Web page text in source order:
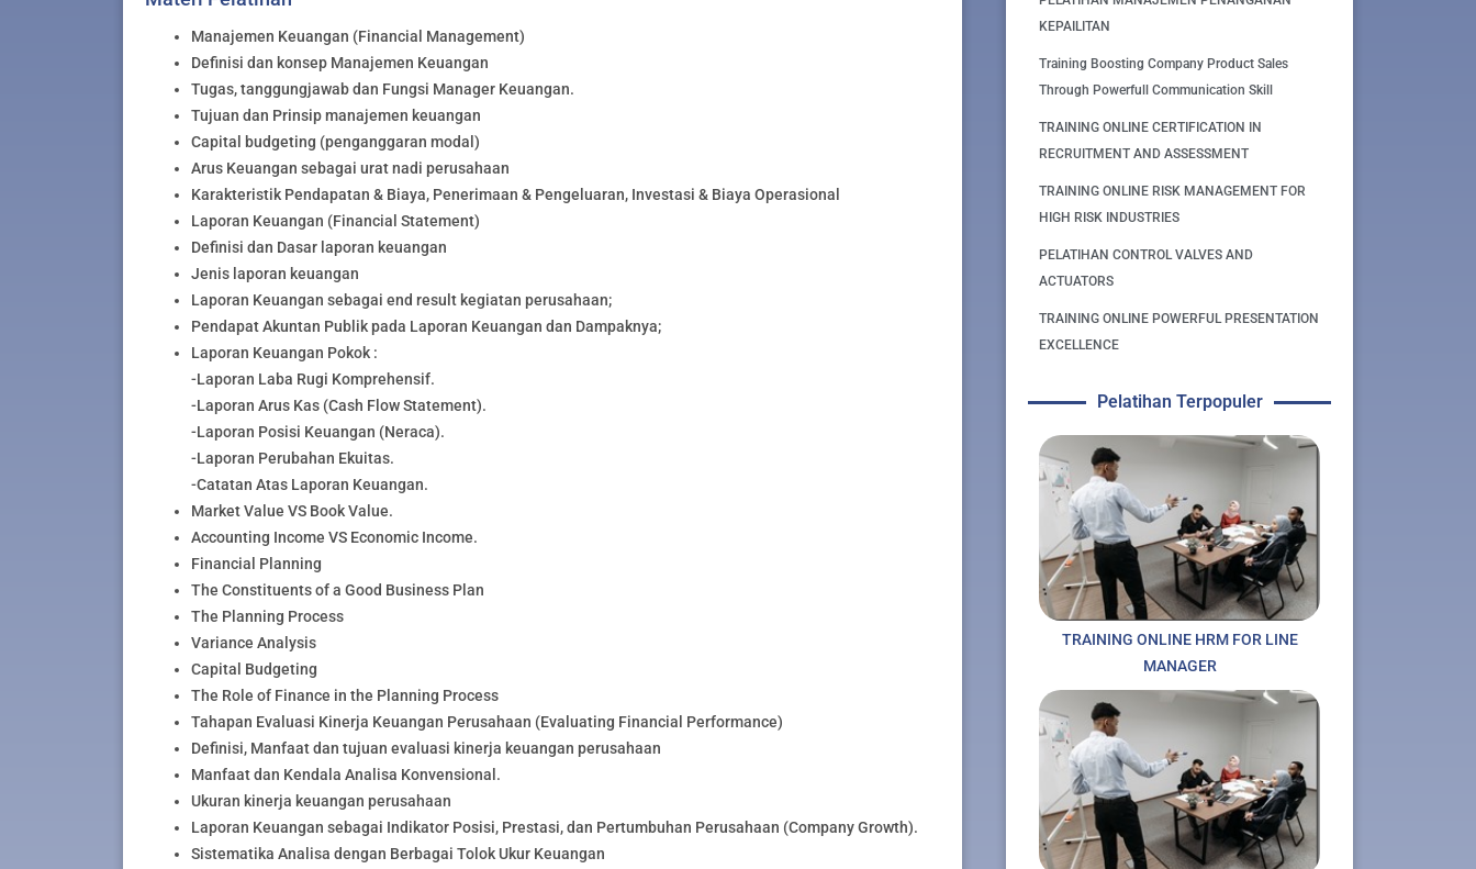
Manajemen Keuangan (Financial Management)
Definisi dan konsep Manajemen Keuangan
Tugas, tanggungjawab dan Fungsi Manager Keuangan.
Tujuan dan Prinsip manajemen keuangan
Capital budgeting (penganggaran modal)
Arus Keuangan sebagai urat nadi perusahaan
Karakteristik Pendapatan & Biaya, Penerimaan & Pengeluaran, Investasi & Biaya Operasional
Laporan Keuangan (Financial Statement)
Definisi dan Dasar laporan keuangan
Jenis laporan keuangan
Laporan Keuangan sebagai end result kegiatan perusahaan;
Pendapat Akuntan Publik pada Laporan Keuangan dan Dampaknya;
Laporan Keuangan Pokok :
-Laporan Laba Rugi Komprehensif.
-Laporan Arus Kas (Cash Flow Statement).
-Laporan Posisi Keuangan (Neraca).
-Laporan Perubahan Ekuitas.
-Catatan Atas Laporan Keuangan.
Market Value VS Book Value.
Accounting Income VS Economic Income.
Financial Planning
The Constituents of a Good Business Plan
The Planning Process
Variance Analysis
Capital Budgeting
The Role of Finance in the Planning Process
Tahapan Evaluasi Kinerja Keuangan Perusahaan (Evaluating Financial Performance)
Definisi, Manfaat dan tujuan evaluasi kinerja keuangan perusahaan
Manfaat dan Kendala Analisa Konvensional.
Ukuran kinerja keuangan perusahaan
Laporan Keuangan sebagai Indikator Posisi, Prestasi, dan Pertumbuhan Perusahaan (Company Growth).
Sistematika Analisa dengan Berbagai Tolok Ukur Keuangan
KEPAILITAN
Training Boosting Company Product Sales
Through Powerfull Communication Skill
TRAINING ONLINE CERTIFICATION IN
RECRUITMENT AND ASSESSMENT
TRAINING ONLINE RISK MANAGEMENT FOR
HIGH RISK INDUSTRIES
PELATIHAN CONTROL VALVES AND
ACTUATORS
TRAINING ONLINE POWERFUL PRESENTATION
EXCELLENCE
Pelatihan Terpopuler
TRAINING ONLINE HRM FOR LINE
MANAGER